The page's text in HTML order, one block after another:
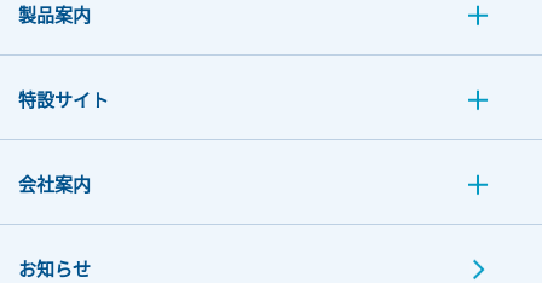
製品案内
特設サイト
会社案内
お知らせ